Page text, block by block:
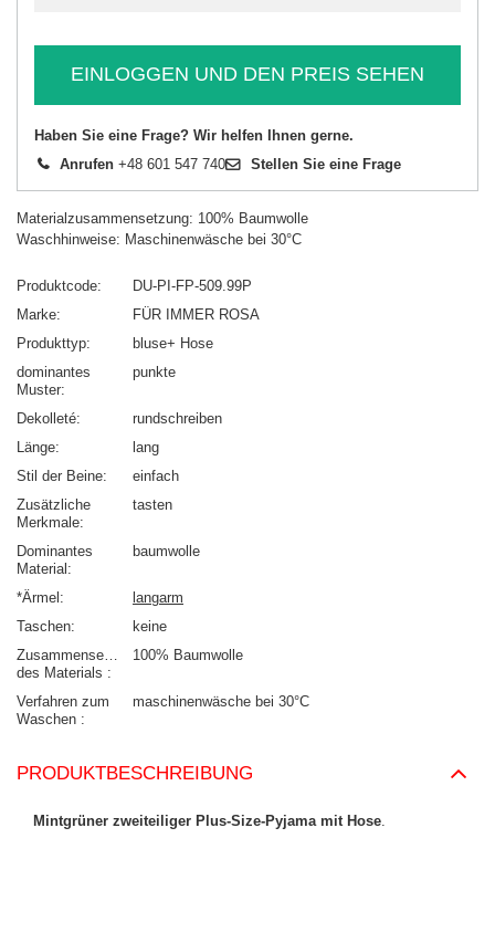
EINLOGGEN UND DEN PREIS SEHEN
Haben Sie eine Frage? Wir helfen Ihnen gerne.
Anrufen +48 601 547 740 Stellen Sie eine Frage
Materialzusammensetzung: 100% Baumwolle
Waschhinweise: Maschinenwäsche bei 30°C
Produktcode
DU-PI-FP-509.99P
Marke
FÜR IMMER ROSA
Produkttyp
bluse+ Hose
dominantes
Muster
punkte
Dekolleté
rundschreiben
Länge
lang
Stil der Beine
einfach
Zusätzliche
Merkmale
tasten
Dominantes
Material
baumwolle
*Ärmel
langarm
Taschen
keine
Zusammensetzung
des Materials
100% Baumwolle
Verfahren zum
Waschen
maschinenwäsche bei 30°C
PRODUKTBESCHREIBUNG
Mintgrüner zweiteiliger Plus-Size-Pyjama mit Hose